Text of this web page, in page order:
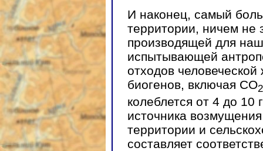
И наконец, самый
территории, ничем не
производящей для
испытывающей
отходов
биогенов, включая СО2
колеблется от 4 до
источника
территории и
составляет